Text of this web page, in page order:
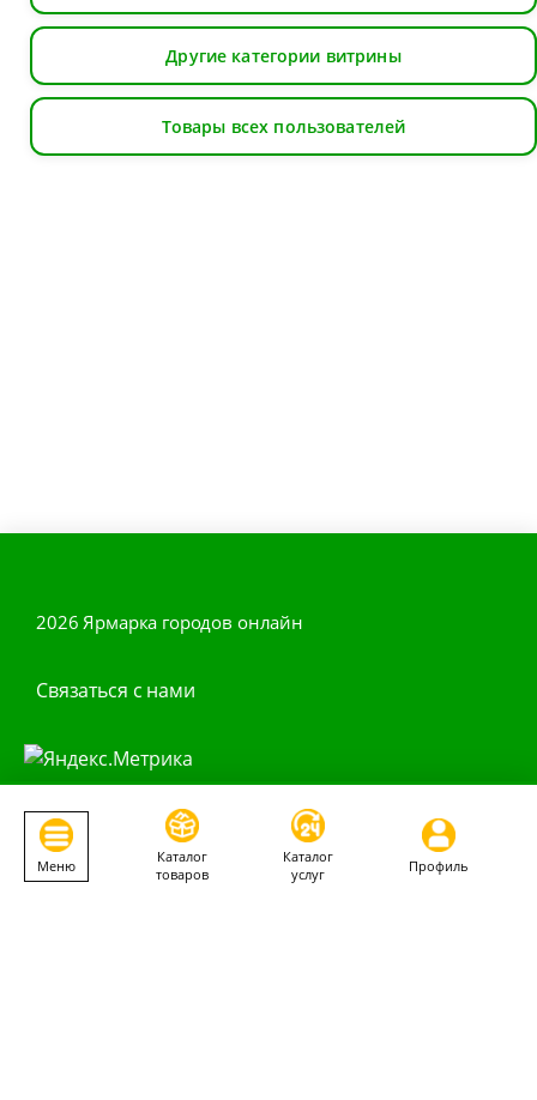
Меню
Каталог
товаров
Каталог
услуг
Профиль
Другие категории витрины
Товары всех пользователей
2026 Ярмарка городов онлайн
Связаться с нами
Наши приложения